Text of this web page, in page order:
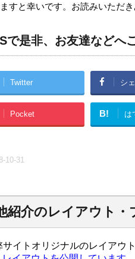
すと幸いです。お読みいただき
で是非、お友達などへ
Twitter シ
Pocket B! は
10-31
紹介のレイアウト・
サイトオリジナルのレイアウ